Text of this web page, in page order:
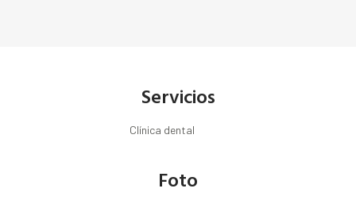
Servicios
Clínica dental
Foto